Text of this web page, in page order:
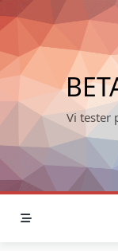
Skip
to
content
Vi tester